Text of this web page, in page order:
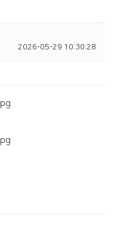
2026-05-29 10:30:28